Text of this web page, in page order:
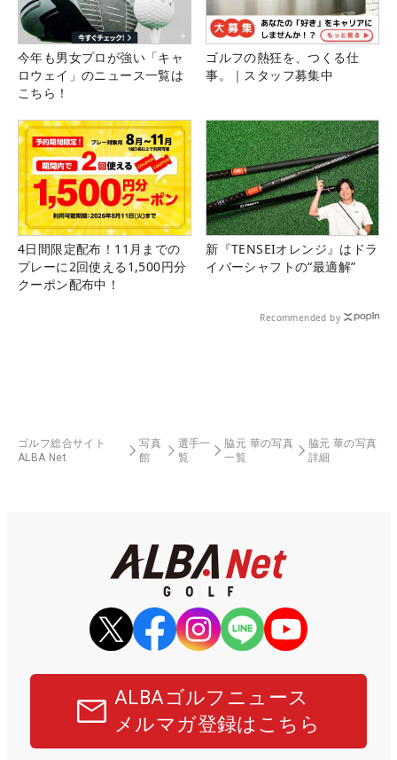
今年も男女プロが強い「キャ
ロウェイ」のニュース一覧は
こちら！
ゴルフの熱狂を、つくる仕
事。｜スタッフ募集中
4日間限定配布！11月までの
プレーに2回使える1,500円分
クーポン配布中！
新『TENSEIオレンジ』はドラ
イバーシャフトの“最適解”
Recommended by
ゴルフ総合サイト
ALBA Net
写真
館
選手一
覧
脇元 華の写真
一覧
脇元 華の写真
詳細
ALBAゴルフニュース
メルマガ登録はこちら